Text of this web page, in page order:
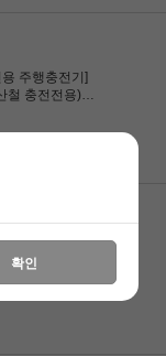
주행충전기]
철 충전전용)
주행충전기]
철 충전전용)
확인